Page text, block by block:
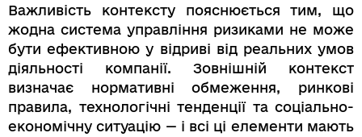
Важливість контексту пояснюється тим, що
жодна система управління ризиками не може
бути ефективною у відриві від реальних умов
діяльності компанії. Зовнішній контекст
визначає нормативні обмеження, ринкові
правила, технологічні тенденції та соціально-
економічну ситуацію — і всі ці елементи мають